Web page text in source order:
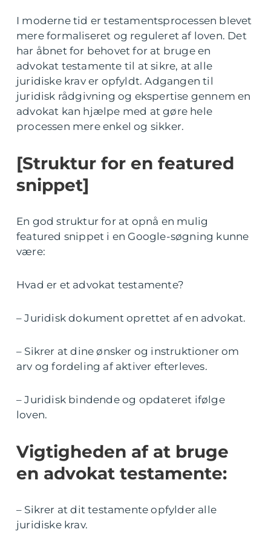
I moderne tid er testamentsprocessen blevet
mere formaliseret og reguleret af loven. Det
har åbnet for behovet for at bruge en
advokat testamente til at sikre, at alle
juridiske krav er opfyldt. Adgangen til
juridisk rådgivning og ekspertise gennem en
advokat kan hjælpe med at gøre hele
processen mere enkel og sikker.
[Struktur for en featured
snippet]
En god struktur for at opnå en mulig
featured snippet i en Google-søgning kunne
være:
Hvad er et advokat testamente?
– Juridisk dokument oprettet af en advokat.
– Sikrer at dine ønsker og instruktioner om
arv og fordeling af aktiver efterleves.
– Juridisk bindende og opdateret ifølge
loven.
Vigtigheden af at bruge
en advokat testamente:
– Sikrer at dit testamente opfylder alle
juridiske krav.